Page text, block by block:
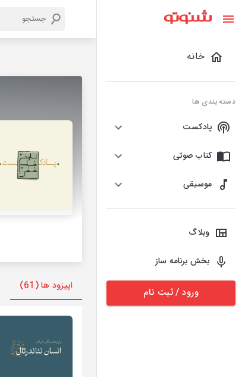
خانه
دسته بندی ها
پادکست
کتاب صوتی
موسیقی
وبلاگ
بخش برنامه ساز
ورود / ثبت نام اپیزود ها (61)